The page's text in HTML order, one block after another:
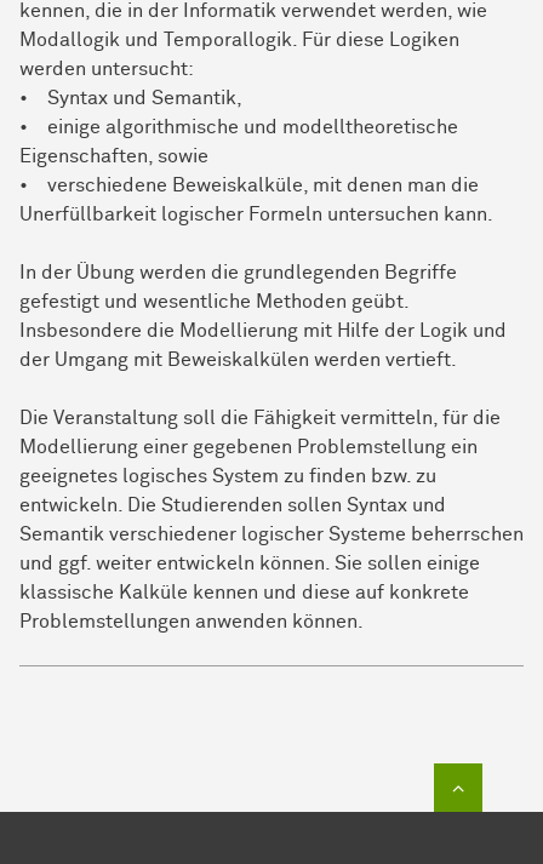
kennen, die in der Informatik verwendet werden, wie
Modallogik und Temporallogik. Für diese Logiken
werden untersucht:
• Syntax und Semantik,
• einige algorithmische und modelltheoretische
Eigenschaften, sowie
• verschiedene Beweiskalküle, mit denen man die
Unerfüllbarkeit logischer Formeln untersuchen kann.
In der Übung werden die grundlegenden Begriffe
gefestigt und wesentliche Methoden geübt.
Insbesondere die Modellierung mit Hilfe der Logik und
der Umgang mit Beweiskalkülen werden vertieft.
Die Veranstaltung soll die Fähigkeit vermitteln, für die
Modellierung einer gegebenen Problemstellung ein
geeignetes logisches System zu finden bzw. zu
entwickeln. Die Studierenden sollen Syntax und
Semantik verschiedener logischer Systeme beherrschen
und ggf. weiter entwickeln können. Sie sollen einige
klassische Kalküle kennen und diese auf konkrete
Problemstellungen anwenden können.